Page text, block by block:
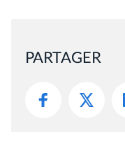
PARTAGER